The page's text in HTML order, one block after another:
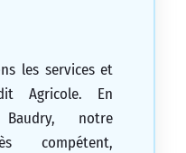
les services et
Agricole. En
notre
compétent,